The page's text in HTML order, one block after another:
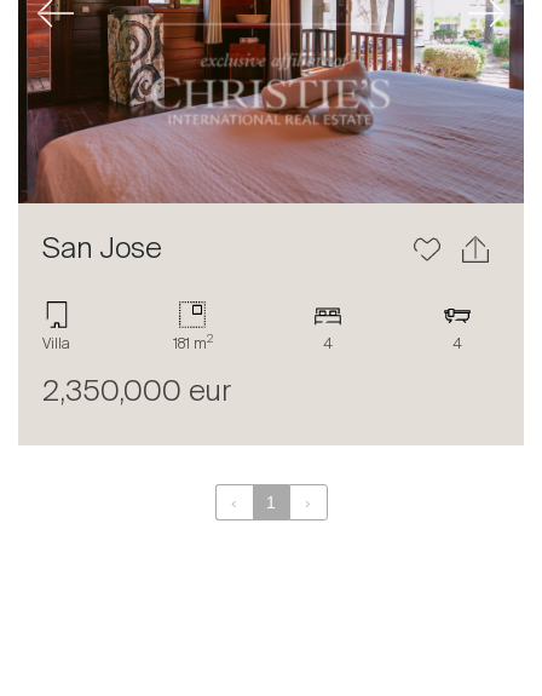
À propos
Nos experts
Contacter
Previous Next
San Jose
Villa 181 m2 4 4
2,350,000 eur
‹ 1 ›